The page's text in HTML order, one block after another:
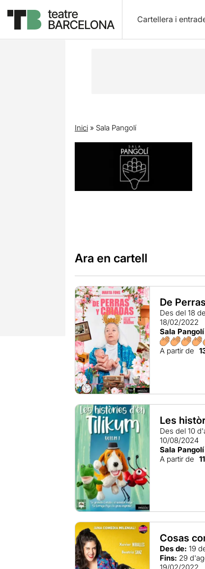
Cartellera i
Inici» Sala Pangolí
Ara en cartell
De
Des del 18
18/02/2022
Sala Pangolí
A partir de
Les
Des del 10
10/08/2024
Sala Pangolí
A partir de
Cosas
Des de: 19
Fins: 29